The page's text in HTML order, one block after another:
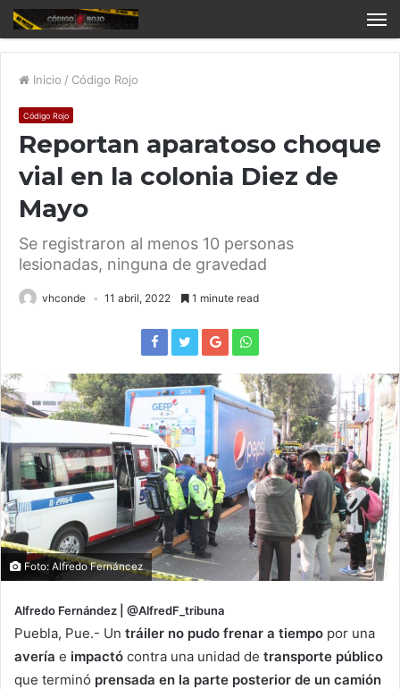
Inicio / Código Rojo
Código Rojo
Reportan aparatoso choque
vial en la colonia Diez de
Mayo
Se registraron al menos 10 personas
lesionadas, ninguna de gravedad
vhconde 11 abril, 2022 1 minute read
Foto: Alfredo Fernáncez
Alfredo Fernández | @AlfredF_tribuna
Puebla, Pue.- Un tráiler no pudo frenar a tiempo por una
avería e impactó contra una unidad de transporte público
que terminó prensada en la parte posterior de un camión